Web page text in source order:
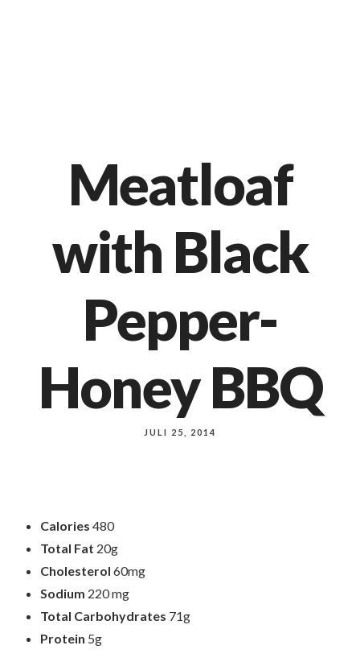
Meatloaf
with Black
Pepper-
Honey BBQ
JULI 25, 2014
Calories 480
Total Fat 20g
Cholesterol 60mg
Sodium 220 mg
Total Carbohydrates 71g
Protein 5g